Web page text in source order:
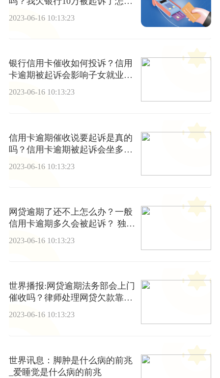
2023-06-16 10:13:23
银行信用卡催收如何投诉？信用
卡逾期被起诉会影响子女就业
吗？ 消息
2023-06-16 10:13:23
信用卡逾期催收说要起诉是真的
吗？信用卡逾期被起诉会坐多久
2023-06-16 10:13:23
网贷逾期了还不上怎么办？一般
信用卡逾期多久会被起诉？ 独家
2023-06-16 10:13:23
世界播报:网贷逾期法务部会上门
催收吗？律师处理网贷欠款靠谱
吗？
2023-06-16 10:13:23
世界讯息：脚肿是什么病的前兆
_爱睡觉是什么病的前兆